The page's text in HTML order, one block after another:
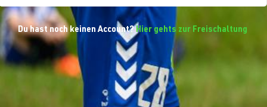
Du hast noch keinen Account? Hier gehts zur Freischaltung